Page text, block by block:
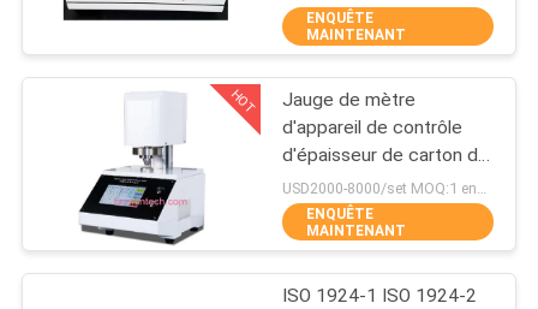
VISITE
D'USINE
CONTRÔLE
QUALITÉ
Calorimètre de
balayage différentiel
de DSC
papier de soie de soie
ENQUÊTE
MAINTENANT
HOT
Jauge de mètre
d'appareil de contrôle
d'épaisseur de carton de
papier d'ISO534 ISO3034
ENQUÊTE
MAINTENANT
ISO 1924-1 ISO 1924-2